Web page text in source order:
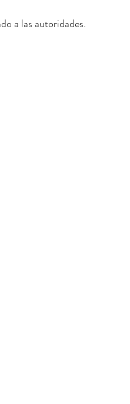
a las autoridades.